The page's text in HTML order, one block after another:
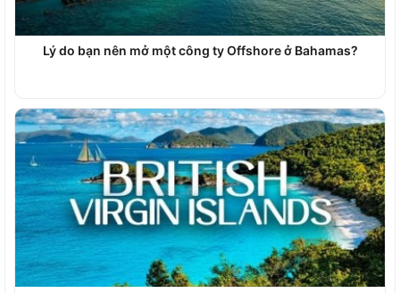
Lý do bạn nên mở một công ty Offshore ở Bahamas?